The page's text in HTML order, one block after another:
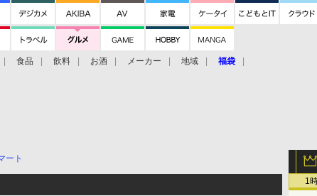
食品 飲料 お酒 メーカー 地域 福袋
1
ート